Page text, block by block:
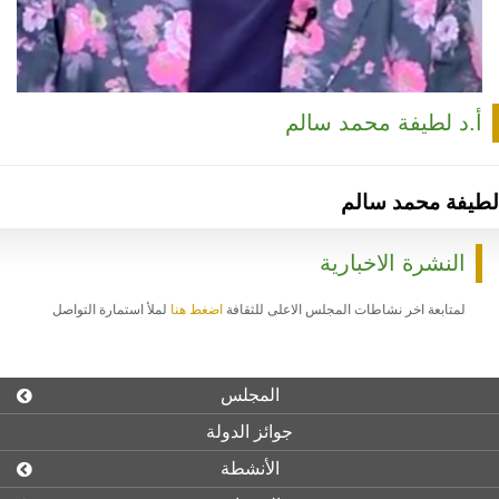
أ.د لطيفة محمد سالم
لطيفة محمد سالم
النشرة الاخبارية
لمتابعة اخر نشاطات المجلس الاعلى للثقافة اضغط هنا لملأ استمارة التواصل
المجلس
جوائز الدولة
الأنشطة